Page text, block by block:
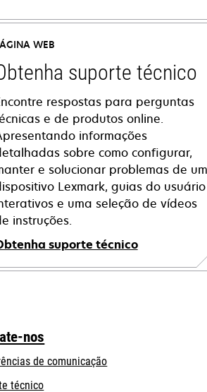
WEB
suporte técnico
respostas para perguntas
e de produtos online.
informações
sobre como configurar,
e solucionar problemas de um
Lexmark, guias do usuário
e uma seleção de vídeos
instruções.
suporte técnico
nos
de comunicação
técnicoopens